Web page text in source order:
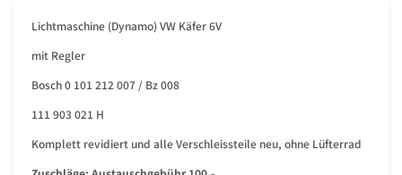
Lichtmaschine (Dynamo) VW Käfer 6V
mit Regler
Bosch 0 101 212 007 / Bz 008
111 903 021 H
Komplett revidiert und alle Verschleissteile neu, ohne Lüfterrad